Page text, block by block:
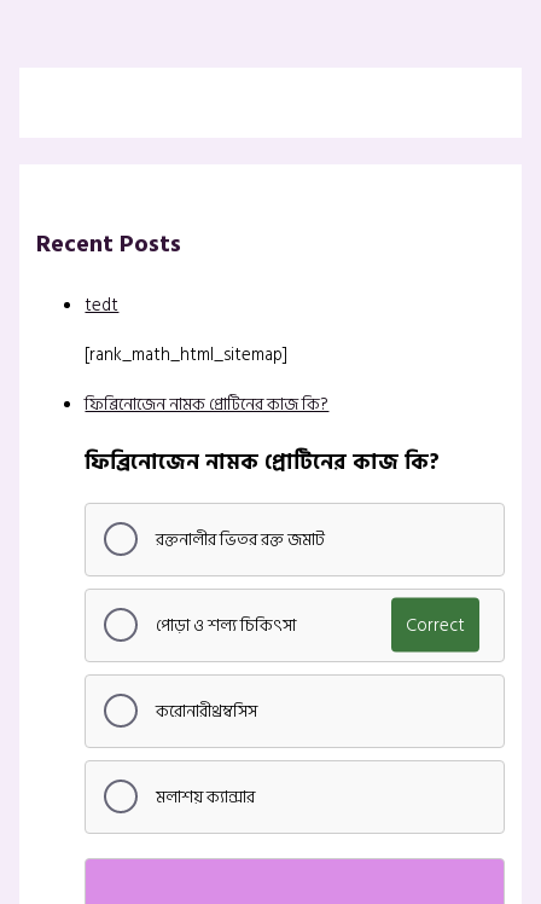
Recent Posts
tedt
[rank_math_html_sitemap]
ফিব্রিনোজেন নামক প্রোটিনের কাজ কি?
ফিব্রিনোজেন নামক প্রোটিনের কাজ কি?
রক্তনালীর ভিতর রক্ত জমাট
পোড়া ও শল্য চিকিৎসা Correct
করোনারীথ্রম্বসিস
মলাশয় ক্যান্সার